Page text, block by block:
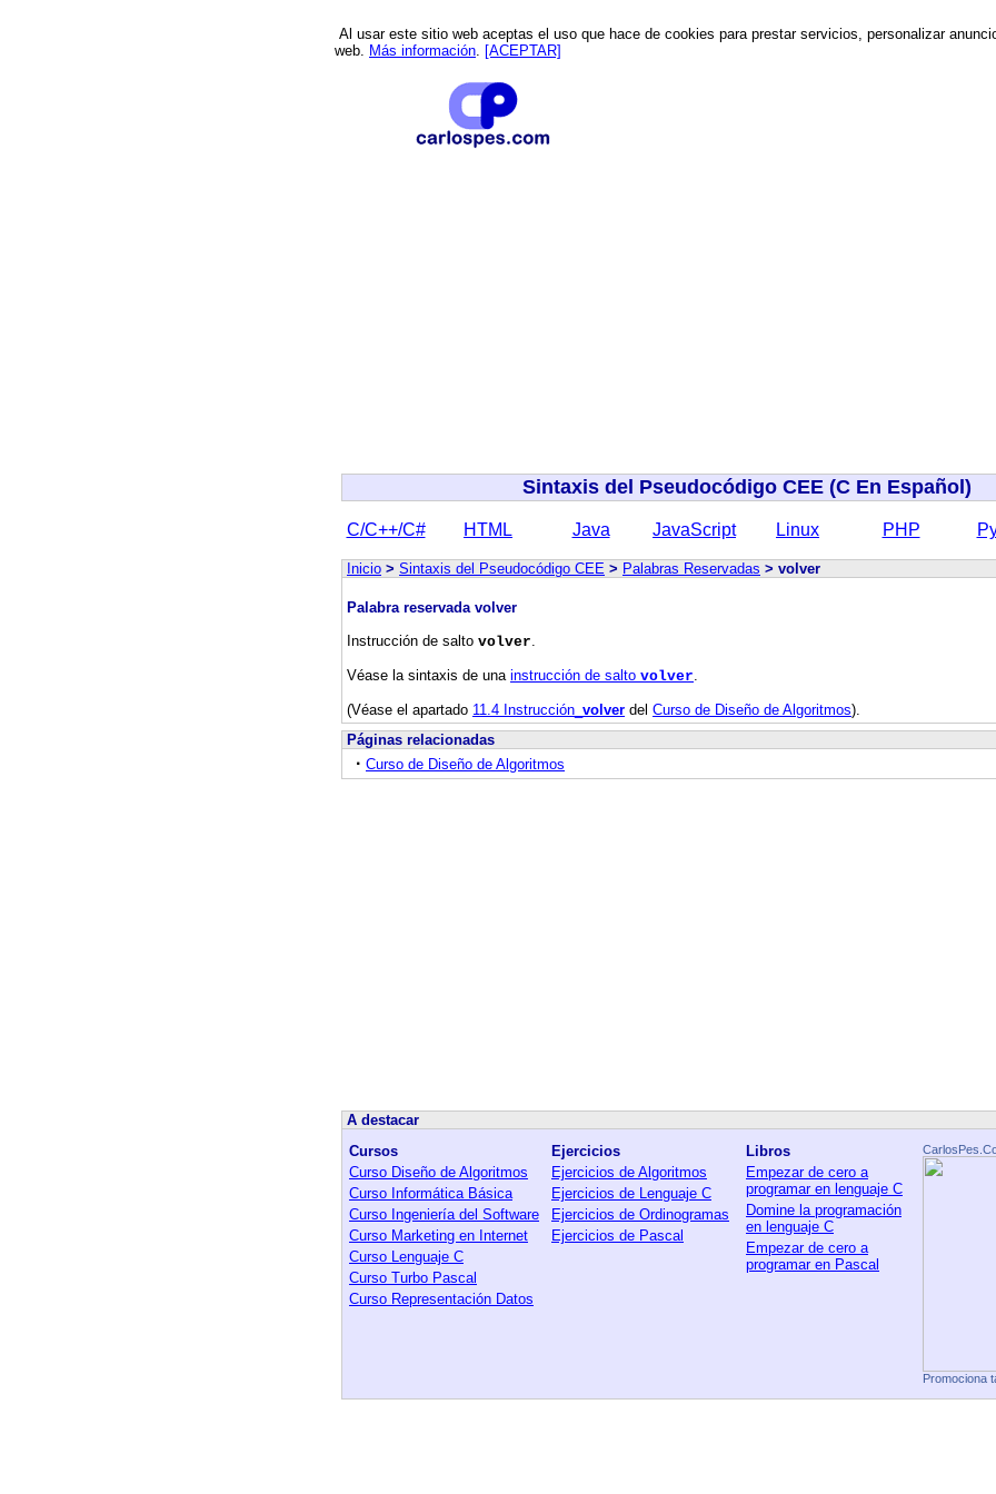
Al usar este sitio web aceptas el uso que hace de cookies para prestar servicios, personalizar
web. Más información. [ACEPTAR]
Sintaxis del Pseudocódigo CEE (C En Español)
C/C++/C# HTML Java JavaScript Linux PHP
Inicio > Sintaxis del Pseudocódigo CEE > Palabras Reservadas > volver
Palabra reservada volver
Instrucción de salto volver.
Véase la sintaxis de una instrucción de salto volver.
(Véase el apartado 11.4 Instrucción_ volver del Curso de Diseño de Algoritmos).
Páginas relacionadas
· Curso de Diseño de Algoritmos
A destacar
Cursos
Curso Diseño de Algoritmos
Curso Informática Básica
Curso Ingeniería del Software
Curso Marketing en Internet
Curso Lenguaje C
Curso Turbo Pascal
Curso Representación Datos
Ejercicios
Ejercicios de Algoritmos
Ejercicios de Lenguaje C
Ejercicios de Ordinogramas
Ejercicios de Pascal
Libros
Empezar de cero a
programar en lenguaje C
Domine la programación
en lenguaje C
Empezar de cero a
programar en Pascal
Promociona